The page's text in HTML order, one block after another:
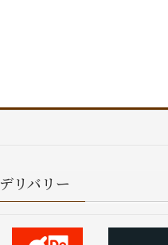
デリバリー